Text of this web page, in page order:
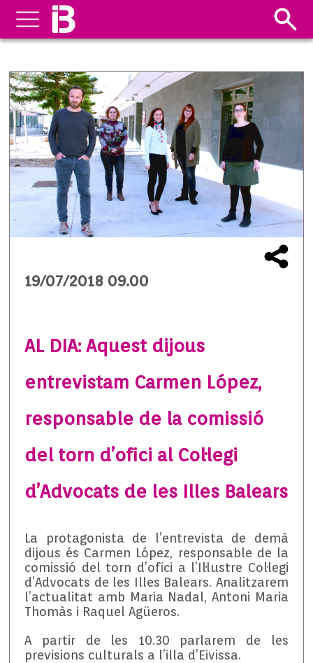
19/07/2018 09.00
AL DIA: Aquest dijous
entrevistam Carmen López,
responsable de la comissió
del torn d’ofici al Col·legi
d’Advocats de les Illes Balears
La protagonista de l’entrevista de demà
dijous és Carmen López, responsable de la
comissió del torn d’ofici a l’Il·lustre Col·legi
d’Advocats de les Illes Balears. Analitzarem
l’actualitat amb Maria Nadal, Antoni Maria
Thomàs i Raquel Agüeros.
A partir de les 10.30 parlarem de les
previsions culturals a l’illa d’Eivissa.